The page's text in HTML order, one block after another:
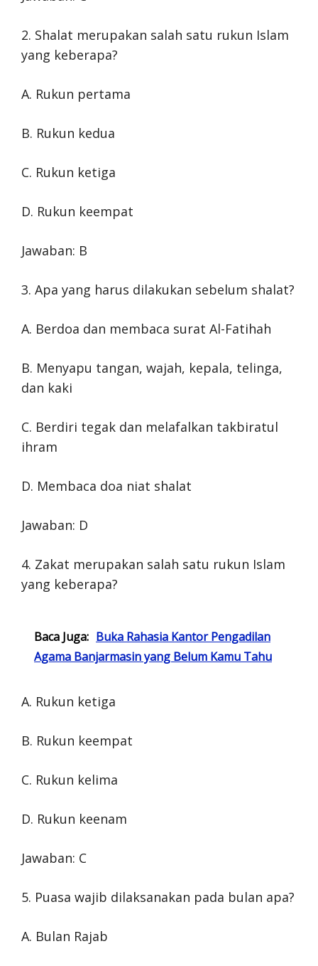
2. Shalat merupakan salah satu rukun Islam
yang keberapa?
A. Rukun pertama
B. Rukun kedua
C. Rukun ketiga
D. Rukun keempat
Jawaban: B
3. Apa yang harus dilakukan sebelum shalat?
A. Berdoa dan membaca surat Al-Fatihah
B. Menyapu tangan, wajah, kepala, telinga,
dan kaki
C. Berdiri tegak dan melafalkan takbiratul
ihram
D. Membaca doa niat shalat
Jawaban: D
4. Zakat merupakan salah satu rukun Islam
yang keberapa?
Baca Juga: Buka Rahasia Kantor Pengadilan
Agama Banjarmasin yang Belum Kamu Tahu
A. Rukun ketiga
B. Rukun keempat
C. Rukun kelima
D. Rukun keenam
Jawaban: C
5. Puasa wajib dilaksanakan pada bulan apa?
A. Bulan Rajab